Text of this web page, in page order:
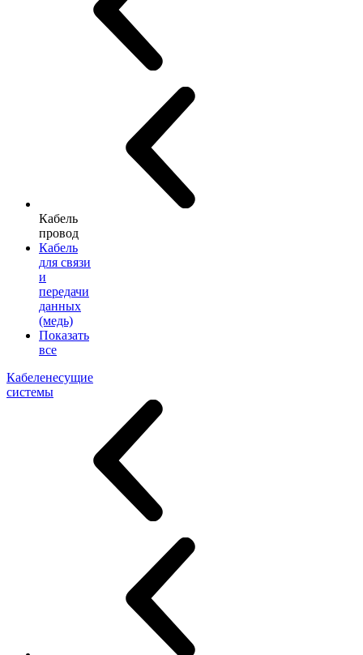
Кабель
провод
Кабель
для связи
и
передачи
данных
(медь)
Показать
все
Кабеленесущие
системы